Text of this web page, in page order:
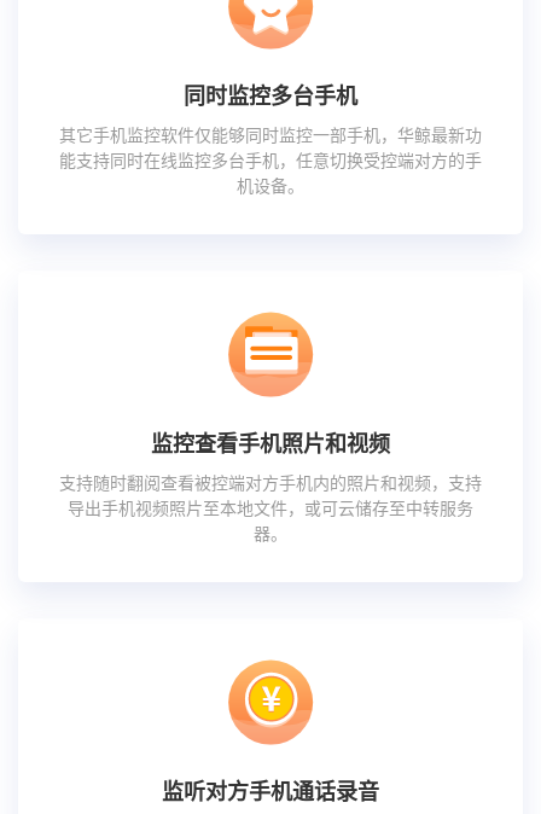
同时监控多台手机
其它手机监控软件仅能够同时监控一部手机，华鲸最新功
能支持同时在线监控多台手机，任意切换受控端对方的手
机设备。
监控查看手机照片和视频
支持随时翻阅查看被控端对方手机内的照片和视频，支持
导出手机视频照片至本地文件，或可云储存至中转服务
器。
监听对方手机通话录音